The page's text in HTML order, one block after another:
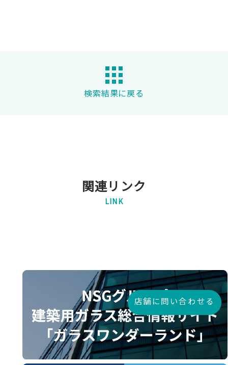
検索結果に戻る
関連リンク
LINK
店舗に問い合わせる